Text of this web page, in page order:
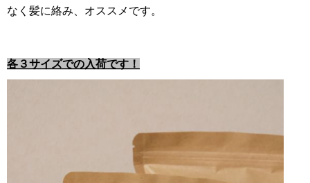
なく髪に絡み、オススメです。
各３サイズでの入荷です！